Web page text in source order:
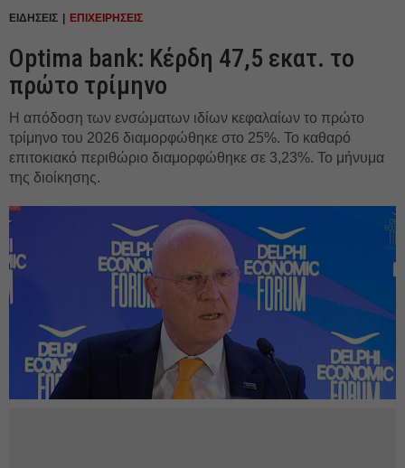
ΕΙΔΗΣΕΙΣ ΕΠΙΧΕΙΡΗΣΕΙΣ
Optima bank: Κέρδη 47,5 εκατ. το
πρώτο τρίμηνο
Η απόδοση των ενσώματων ιδίων κεφαλαίων το πρώτο
τρίμηνο του 2026 διαμορφώθηκε στο 25%. Το καθαρό
επιτοκιακό περιθώριο διαμορφώθηκε σε 3,23%. Το μήνυμα
της διοίκησης.